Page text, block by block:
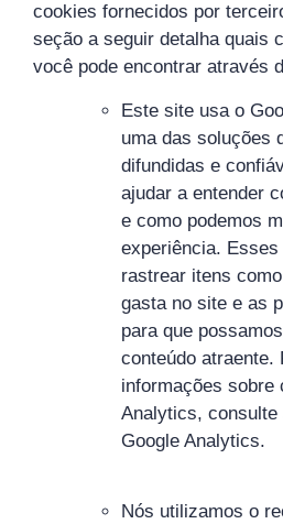
cookies fornecidos por
seção a seguir detalha quais
você pode encontrar através
Este site usa o
uma das soluções
difundidas e
ajudar a entender
e como podemos
experiência.
rastrear itens
gasta no site e as
para que
conteúdo atraente.
informações sobre
Analytics, consulte
Google Analytics.
Nós utilizamos o